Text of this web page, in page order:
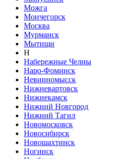
Можга
Мончегорск
Москва
Мурманск
Мытищи
Н
Набережные Челны
Наро-Фоминск
Невинномысск
Нижневартовск
Нижнекамск
Нижний Новгород
Нижний Тагил
Новомосковск
Новосибирск
Новошахтинск
Ногинск